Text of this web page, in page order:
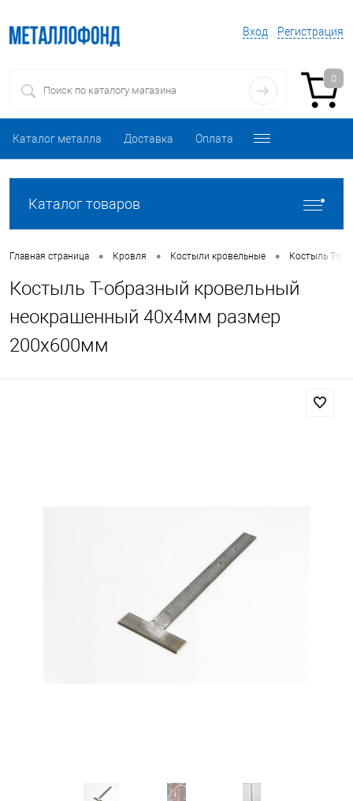
Вход Регистрация
0
Каталог металла Доставка Оплата
Каталог товаров
Главная страница • Кровля • Костыли кровельные • Костыль Т-
Костыль Т-образный кровельный
неокрашенный 40х4мм размер
200х600мм